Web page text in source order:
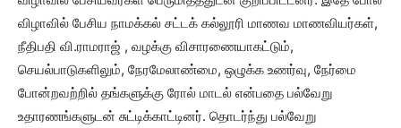
விழாவில் பேசிய நாமக்கல் சட்டக் கல்லூரி மாணவ மாணவியர்கள்,
நீதிபதி வி.ராமராஜ் , வழக்கு விசாரணையாகட்டும்,
செயல்பாடுகளிலும், நேரமேலாண்மை, ஒழுக்க உணர்வு, நேர்மை
போன்றவற்றில் தங்களுக்கு ரோல் மாடல் என்பதை பல்வேறு
உதாரணங்களுடன் சுட்டிக்காட்டினர். தொடர்ந்து பல்வேறு